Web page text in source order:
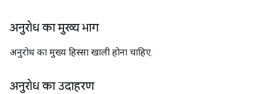
अनुरोध का मुख्य भाग
अनुरोध का मुख्य हिस्सा खाली होना चाहिए.
अनुरोध का उदाहरण